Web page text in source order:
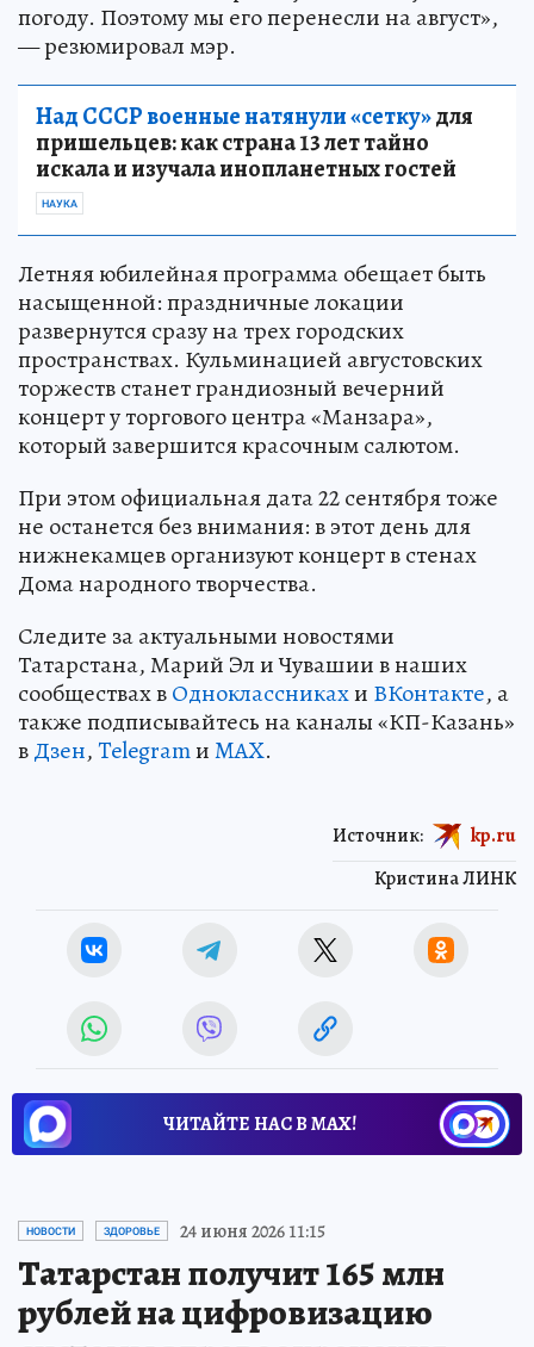
погоду. Поэтому мы его перенесли на август»,
— резюмировал мэр.
Над СССР военные натянули «сетку»для
пришельцев: как страна 13 лет тайно
искала и изучала инопланетных гостей
НАУКА
Летняя юбилейная программа обещает быть
насыщенной: праздничные локации
развернутся сразу на трех городских
пространствах. Кульминацией августовских
торжеств станет грандиозный вечерний
концерт у торгового центра «Манзара»,
который завершится красочным салютом.
При этом официальная дата 22 сентября тоже
не останется без внимания: в этот день для
нижнекамцев организуют концерт в стенах
Дома народного творчества.
Следите за актуальными новостями
Татарстана, Марий Эл и Чувашии в наших
сообществах вОдноклассникахи ВКонтакте, а
также подписывайтесь на каналы «КП-Казань»
вДзен,TelegramиMAX.
Кристина ЛИНК
Источник: kp.ru
ЧИТАЙТЕ НАС В МАХ!
НОВОСТИ ЗДОРОВЬЕ 24 июня 2026 11:15
Татарстан получит 165 млн
рублей на цифровизацию